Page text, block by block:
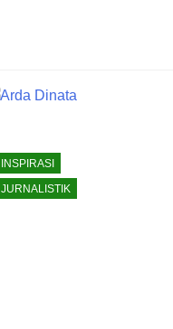
INSPIRASI
JURNALISTIK